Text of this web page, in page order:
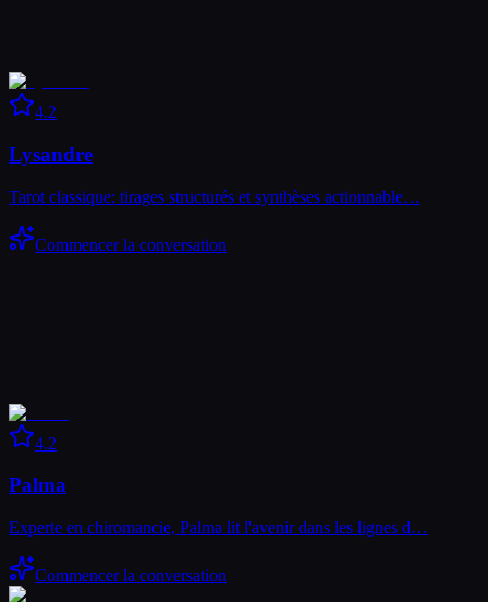
4.2
Lysandre
Tarot classique: tirages structurés et synthèses actionnable…
Commencer la conversation
4.2
Palma
Experte en chiromancie, Palma lit l'avenir dans les lignes d…
Commencer la conversation